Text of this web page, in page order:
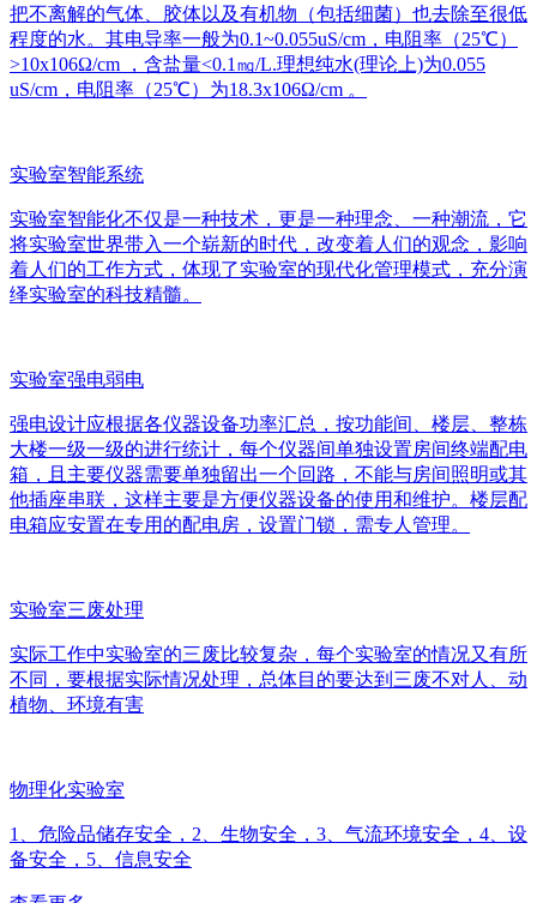
把不离解的气体、胶体以及有机物（包括细菌）也去除至很低
程度的水。其电导率一般为0.1~0.055uS/cm，电阻率（25℃）
>10x106Ω/cm ，含盐量<0.1㎎/L.理想纯水(理论上)为0.055
uS/cm，电阻率（25℃）为18.3x106Ω/cm 。
实验室智能系统
实验室智能化不仅是一种技术，更是一种理念、一种潮流，它
将实验室世界带入一个崭新的时代，改变着人们的观念，影响
着人们的工作方式，体现了实验室的现代化管理模式，充分演
绎实验室的科技精髓。
实验室强电弱电
强电设计应根据各仪器设备功率汇总，按功能间、楼层、整栋
大楼一级一级的进行统计，每个仪器间单独设置房间终端配电
箱，且主要仪器需要单独留出一个回路，不能与房间照明或其
他插座串联，这样主要是方便仪器设备的使用和维护。楼层配
电箱应安置在专用的配电房，设置门锁，需专人管理。
实验室三废处理
实际工作中实验室的三废比较复杂，每个实验室的情况又有所
不同，要根据实际情况处理，总体目的要达到三废不对人、动
植物、环境有害
物理化实验室
1、危险品储存安全，2、生物安全，3、气流环境安全，4、设
备安全，5、信息安全